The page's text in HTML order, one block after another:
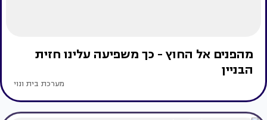
מהפנים אל החוץ - כך משפיעה עלינו חזית
הבניין
מערכת בית ונוי